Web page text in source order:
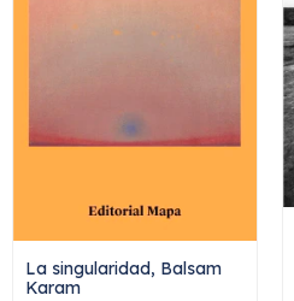
La singularidad, Balsam
Karam